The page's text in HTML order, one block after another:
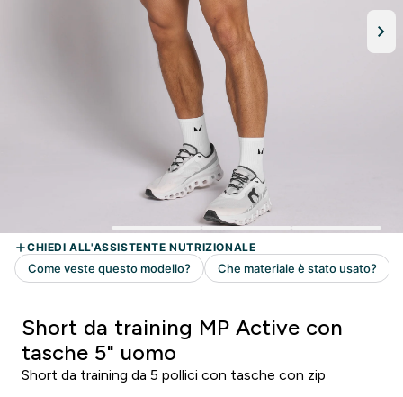
Short da training MP Active con
tasche 5" uomo
Short da training da 5 pollici con tasche con zip